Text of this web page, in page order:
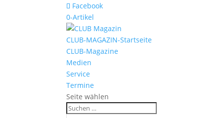
Facebook
0-Artikel
CLUB-MAGAZIN-Startseite
CLUB-Magazine
Medien
Service
Termine
Seite wählen